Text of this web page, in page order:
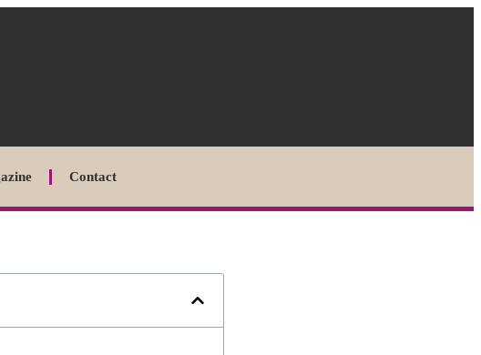
Contact